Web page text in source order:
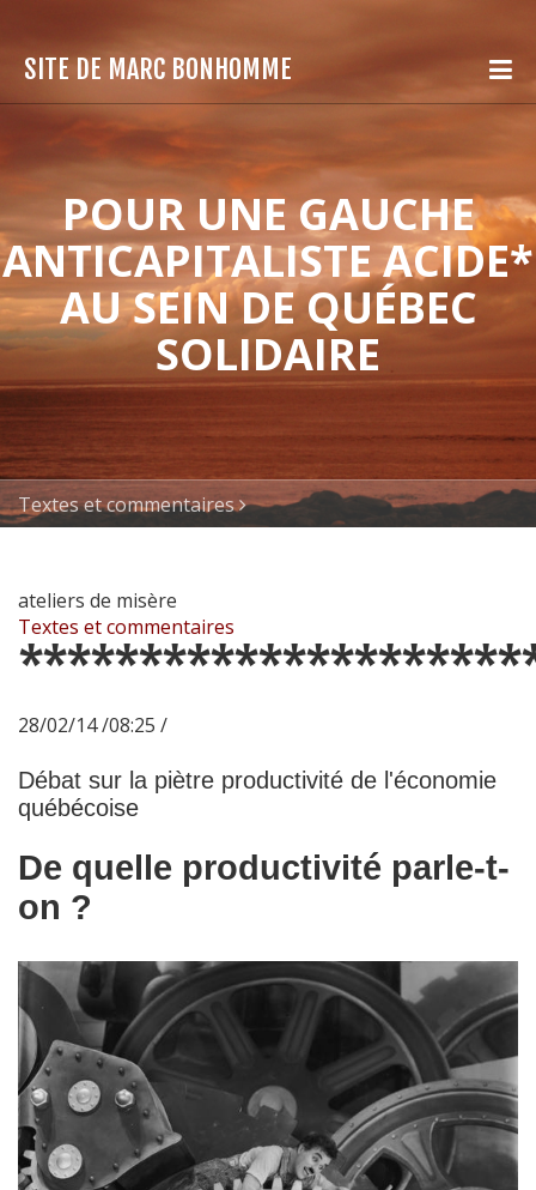
SITE DE MARC BONHOMME
POUR UNE GAUCHE
ANTICAPITALISTE ACIDE*
AU SEIN DE QUÉBEC
SOLIDAIRE
Textes et commentaires
ateliers de misère
Textes et commentaires
28/02/14 /08:25 /
Débat sur la piètre productivité de l'économie
québécoise
De quelle productivité parle-t-
on ?